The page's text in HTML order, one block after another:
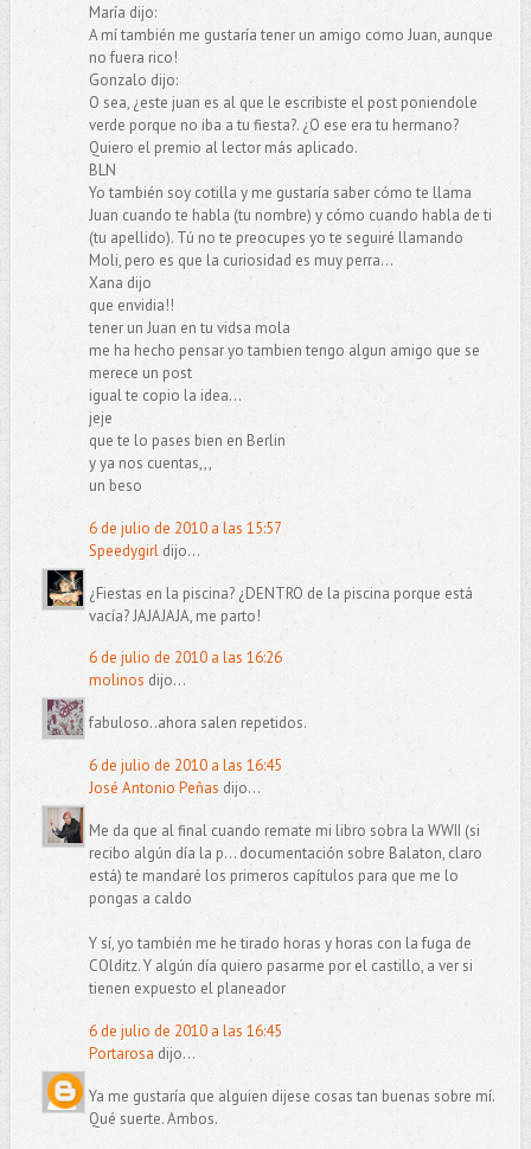
María dijo:
A mí también me gustaría tener un amigo como Juan, aunque
no fuera rico!
Gonzalo dijo:
O sea, ¿este juan es al que le escribiste el post poniendole
verde porque no iba a tu fiesta?. ¿O ese era tu hermano?
Quiero el premio al lector más aplicado.
BLN
Yo también soy cotilla y me gustaría saber cómo te llama
Juan cuando te habla (tu nombre) y cómo cuando habla de ti
(tu apellido). Tú no te preocupes yo te seguiré llamando
Moli, pero es que la curiosidad es muy perra...
Xana dijo
que envidia!!
tener un Juan en tu vidsa mola
me ha hecho pensar yo tambien tengo algun amigo que se
merece un post
igual te copio la idea...
jeje
que te lo pases bien en Berlin
y ya nos cuentas,,,
un beso
6 de julio de 2010 a las 15:57
Speedygirldijo...
¿Fiestas en la piscina? ¿DENTRO de la piscina porque está
vacía? JAJAJAJA, me parto!
6 de julio de 2010 a las 16:26
molinos dijo...
fabuloso..ahora salen repetidos.
6 de julio de 2010 a las 16:45
José Antonio Peñas dijo...
Me da que al final cuando remate mi libro sobra la WWII (si
recibo algún día la p… documentación sobre Balaton, claro
está) te mandaré los primeros capítulos para que me lo
pongas a caldo
Y sí, yo también me he tirado horas y horas con la fuga de
COlditz. Y algún día quiero pasarme por el castillo, a ver si
tienen expuesto el planeador
6 de julio de 2010 a las 16:45
Portarosa dijo...
Ya me gustaría que alguien dijese cosas tan buenas sobre mí.
Qué suerte. Ambos.